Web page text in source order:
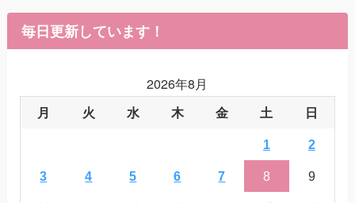
毎日更新しています！
2026年8月
月 火 水 木 金 土 日
1 2
3 4 5 6 7 8 9